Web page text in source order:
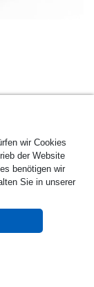
wir Cookies
der Website
benötigen wir
Sie in unserer